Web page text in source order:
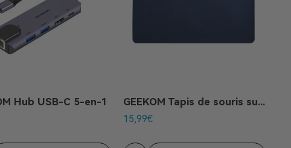
Hub USB-C 5-en-1
GEEKOM Tapis de souris sur mesure
15,99€